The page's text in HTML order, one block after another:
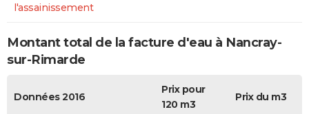
l'assainissement
Montant total de la facture d'eau à Nancray-
sur-Rimarde
Données 2016
Prix pour
120 m3
Prix du m3